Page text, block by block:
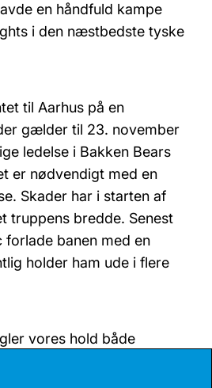
en håndfuld kampe
i den næstbedste tyske
til Aarhus på en
gælder til 23. november
ledelse i Bakken Bears
er nødvendigt med en
Skader har i starten af
truppens bredde. Senest
banen med en
holder ham ude i flere
vores hold både
at matche modstandernes
en boldfører, der kan